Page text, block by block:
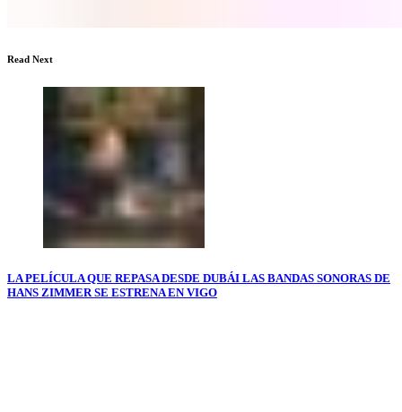
Read Next
LA PELÍCULA QUE REPASA DESDE DUBÁI LAS BANDAS SONORAS DE
HANS ZIMMER SE ESTRENA EN VIGO